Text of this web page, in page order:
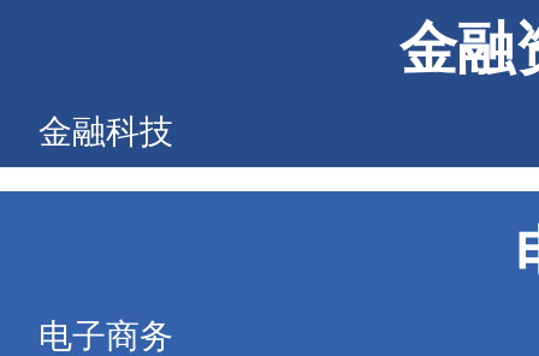
金融
金融科技
电子商务